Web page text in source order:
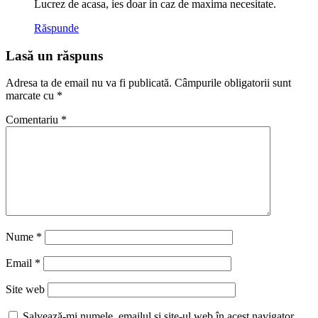
Lucrez de acasa, ies doar in caz de maxima necesitate.
Răspunde
Lasă un răspuns
Adresa ta de email nu va fi publicată. Câmpurile obligatorii sunt
marcate cu *
Comentariu *
Nume *
Email *
Site web